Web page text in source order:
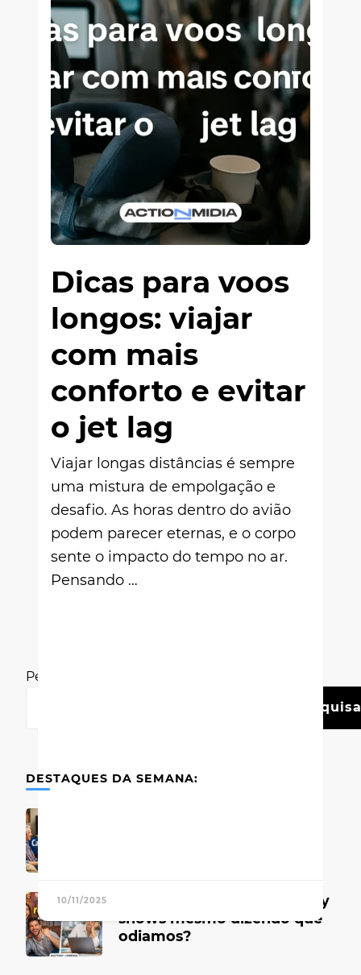
Dicas para voos
longos: viajar
com mais
conforto e evitar
o jet lag
Viajar longas distâncias é sempre
uma mistura de empolgação e
desafio. As horas dentro do avião
podem parecer eternas, e o corpo
sente o impacto do tempo no ar.
Pensando …
10/11/2025
Pesquisar
DESTAQUES DA SEMANA:
Por que gostamos de reality
shows mesmo dizendo que
odiamos?